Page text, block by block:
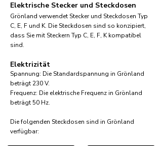
Elektrische Stecker und Steckdosen
Grönland verwendet Stecker und Steckdosen Typ
C, E, F und K. Die Steckdosen sind so konzipiert,
dass Sie mit Steckern Typ C, E, F, K kompatibel
sind.
Elektrizität
Spannung: Die Standardspannung in Grönland
beträgt 230 V.
Frequenz: Die elektrische Frequenz in Grönland
beträgt 50 Hz.
Die folgenden Steckdosen sind in Grönland
verfügbar:​